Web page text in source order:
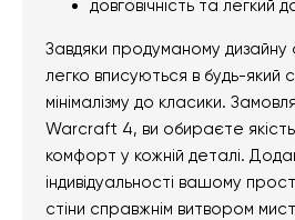
довговічність та легкий
Завдяки продуманому
легко вписуються в будь-який
мінімалізму до класики.
Warcraft 4, ви обираєте
комфорт у кожній деталі.
індивідуальності вашому
стіни справжнім витвором